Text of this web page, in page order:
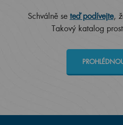
Schválně se teď podívejte,
Takový katalog